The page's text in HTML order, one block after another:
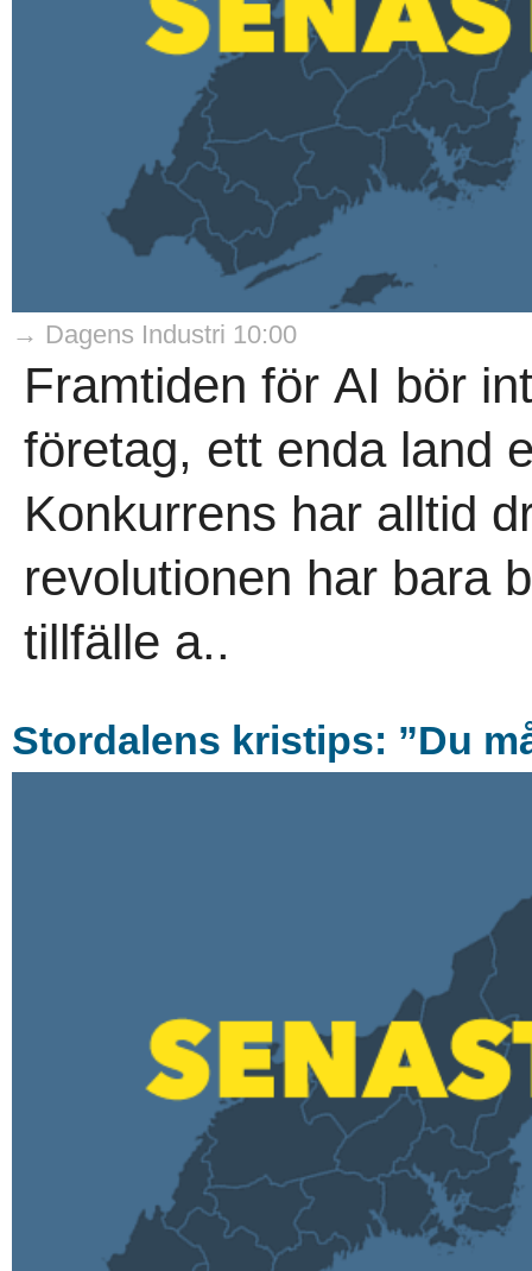
→ Dagens Industri 10:00
Framtiden för AI bör
företag, ett enda land
Konkurrens har alltid
revolutionen har bara
tillfälle a..
Stordalens kristips: ”Du